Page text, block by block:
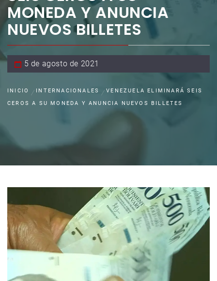
MONEDA Y ANUNCIA
NUEVOS BILLETES
5 de agosto de 2021
INICIO INTERNACIONALES
VENEZUELA ELIMINARÁ SEIS
CEROS A SU MONEDA Y ANUNCIA NUEVOS BILLETES